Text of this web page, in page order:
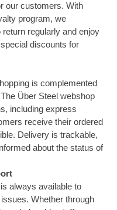
our customers. With
program, we
regularly and enjoy
discounts for
is complemented
Über Steel webshop
including express
receive their ordered
Delivery is trackable,
about the status of
always available to
Whether through